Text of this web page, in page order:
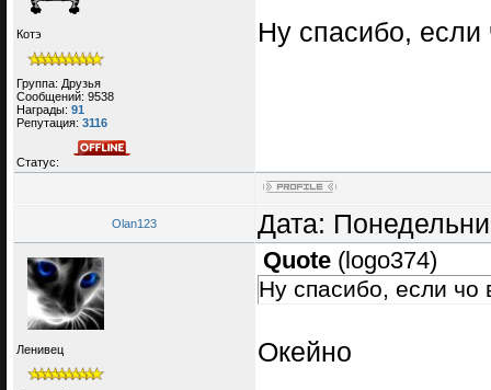
Котэ
Группа: Друзья
Сообщений: 9538
Награды: 91
Репутация: 3116
Статус:
Ну спасибо, если
Olan123 Дата:
Ленивец
Quote ( logo374)
Ну спасибо, если чо
Окейно